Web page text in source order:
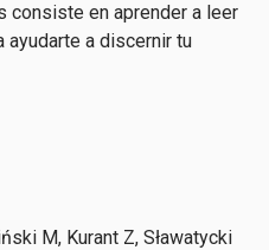
consiste en aprender a leer
a discernir tu
M, Kurant Z, Sławatycki